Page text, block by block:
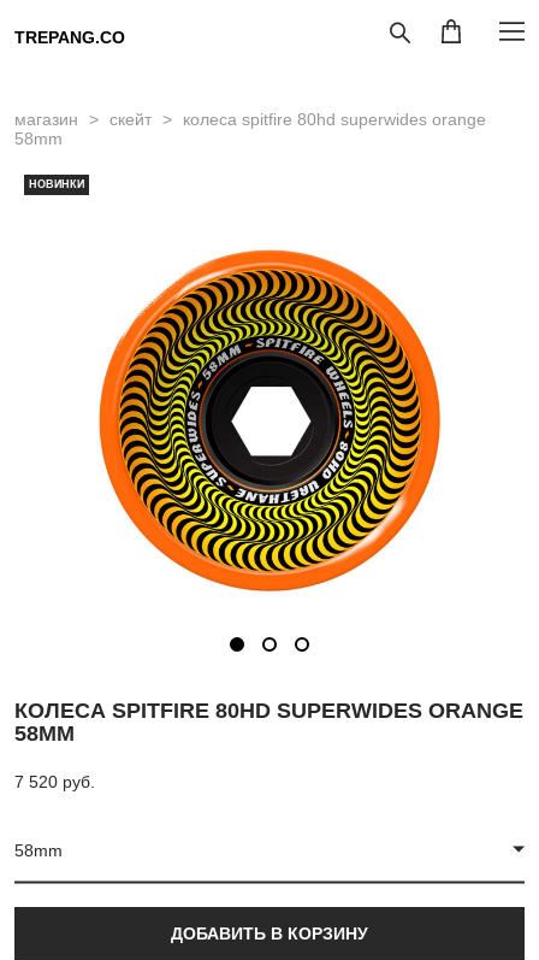
TREPANG.CO
магазин > скейт >
колеса spitfire 80hd superwides orange
58mm
НОВИНКИ
КОЛЕСА SPITFIRE 80HD SUPERWIDES ORANGE
58MM
7 520 pуб.
58mm
ДОБАВИТЬ В КОРЗИНУ